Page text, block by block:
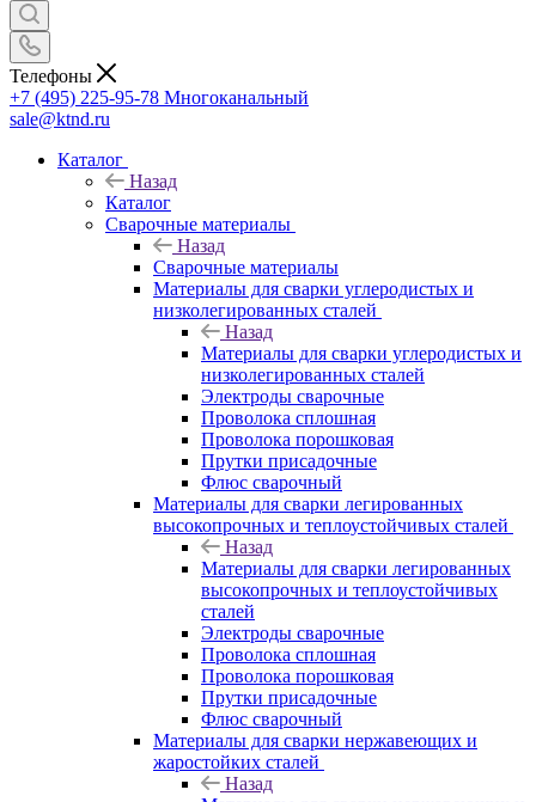
Телефоны
+7 (495) 225-95-78 Многоканальный
sale@ktnd.ru
Каталог
Назад
Каталог
Сварочные материалы
Назад
Сварочные материалы
Материалы для сварки углеродистых и
низколегированных сталей
Назад
Материалы для сварки углеродистых и
низколегированных сталей
Электроды сварочные
Проволока сплошная
Проволока порошковая
Прутки присадочные
Флюс сварочный
Материалы для сварки легированных
высокопрочных и теплоустойчивых сталей
Назад
Материалы для сварки легированных
высокопрочных и теплоустойчивых
сталей
Электроды сварочные
Проволока сплошная
Проволока порошковая
Прутки присадочные
Флюс сварочный
Материалы для сварки нержавеющих и
жаростойких сталей
Назад